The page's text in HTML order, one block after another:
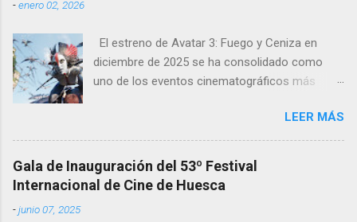
imágenes Desde el inicio, con ese pla...
-enero 02, 2026
El estreno de Avatar 3: Fuego y Ceniza en
diciembre de 2025 se ha consolidado como
uno de los eventos cinematográficos más
saga dirigida por James Cameron ha vuelto a
atraer al gran público a las salas, con cifras de
taquilla sólidas y un impacto notable en
mercados europeos clave como Francia y
LEER MÁS
Gala de Inauguración del 53º Festival
Internacional de Cine de Huesca
-junio 07, 2025